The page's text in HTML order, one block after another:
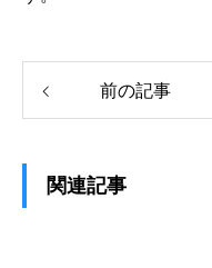
前の記事
関連記事